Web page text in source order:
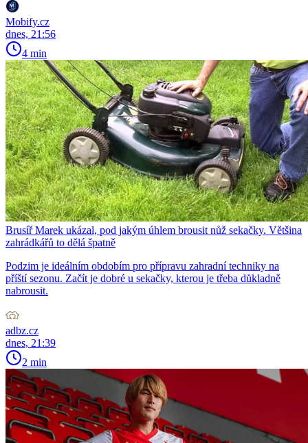
Mobify.cz
dnes, 21:56
4 min
Brusíř Marek ukázal, pod jakým úhlem brousit nůž sekačky. Většina
zahrádkářů to dělá špatně
Podzim je ideálním obdobím pro přípravu zahradní techniky na
příští sezonu. Začít je dobré u sekačky, kterou je třeba důkladně
nabrousit.
adbz.cz
dnes, 21:39
2 min